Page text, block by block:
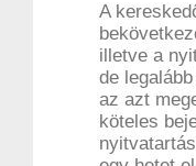
A
illetve a
de
az azt
köteles